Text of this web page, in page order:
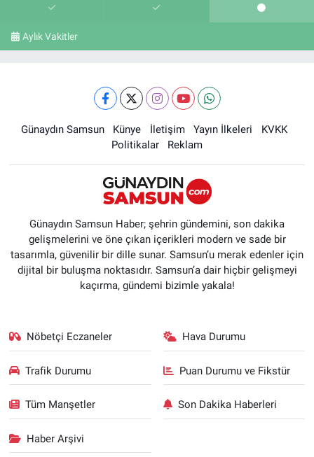
Aylık Vakitler
Günaydın Samsun Künye İletişim Yayın İlkeleri
KVKK
Politikalar
Reklam
Günaydın Samsun Haber; şehrin gündemini, son dakika
gelişmelerini ve öne çıkan içerikleri modern ve sade bir
tasarımla, güvenilir bir dille sunar. Samsun’u merak edenler için
dijital bir buluşma noktasıdır. Samsun’a dair hiçbir gelişmeyi
kaçırma, gündemi bizimle yakala!
Nöbetçi Eczaneler Hava Durumu
Trafik Durumu Puan Durumu ve Fikstür
Tüm Manşetler Son Dakika Haberleri
Haber Arşivi